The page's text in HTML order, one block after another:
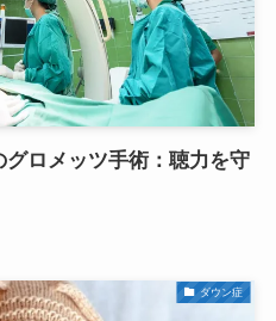
ロメッツ手術：聴力を守
ダウン症